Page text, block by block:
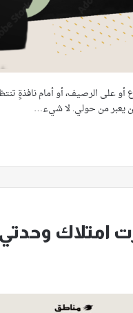
أو على الرصيف، أو أمام نافذةٍ
يعبر من حولي. لا شيء…
امتلاك